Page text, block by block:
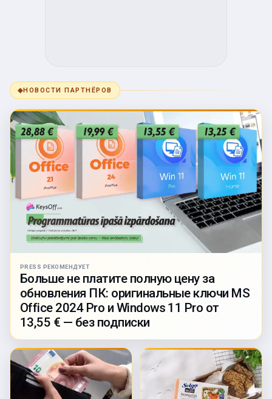
◆НОВОСТИ ПАРТНЁРОВ
PRESS РЕКОМЕНДУЕТ
Больше не платите полную цену за
обновления ПК: оригинальные ключи MS
Office 2024 Pro и Windows 11 Pro от
13,55 € — без подписки